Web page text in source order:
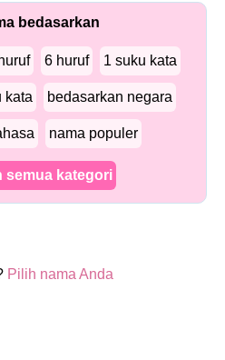
bedasarkan
6 huruf 1 suku kata
kata bedasarkan negara
nama populer
semua kategori
Pilih nama Anda